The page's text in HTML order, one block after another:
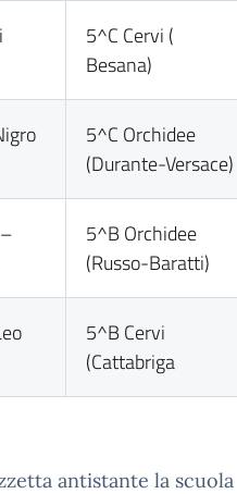
5^C Cervi (
Besana)
5^C Orchidee
(Durante-Versace)
5^B Orchidee
(Russo-Baratti)
5^B Cervi
(Cattabriga
antistante la scuola